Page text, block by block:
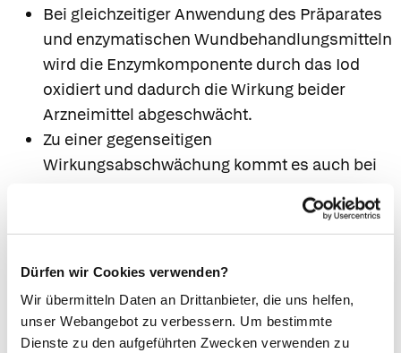
Dürfen wir Cookies verwenden?
Wir übermitteln Daten an Drittanbieter, die uns helfen,
unser Webangebot zu verbessern. Um bestimmte
Dienste zu den aufgeführten Zwecken verwenden zu
Bei gleichzeitiger Anwendung des Präparates
und enzymatischen Wundbehandlungsmitteln
wird die Enzymkomponente durch das Iod
oxidiert und dadurch die Wirkung beider
Arzneimittel abgeschwächt.
Zu einer gegenseitigen
Wirkungsabschwächung kommt es auch bei
mit Wasserstoffperoxid, Taurolidin sowie
silberhaltigen Desinfektionsmitteln oder
silberhaltigen Wundauflagen (Bildung von
Silberiodid).
Das Präparat darf nicht gleichzeitig oder
kurzfristig nachfolgend mit